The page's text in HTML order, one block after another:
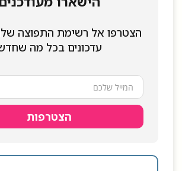
הצטרפו אל רשימת התפוצה
עדכונים בכל מה
הצטרפות